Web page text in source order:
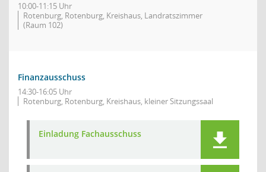
10:00-11:15 Uhr
Rotenburg, Rotenburg, Kreishaus, Landratszimmer
(Raum 102)
Finanzausschuss
14:30-16:05 Uhr
Rotenburg, Rotenburg, Kreishaus, kleiner Sitzungssaal
Einladung Fachausschuss